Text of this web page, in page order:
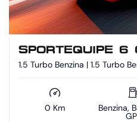
SPORTEQUIPE 6
1.5 Turbo Benzina | 1.5 Turbo
0 Km Benzina,